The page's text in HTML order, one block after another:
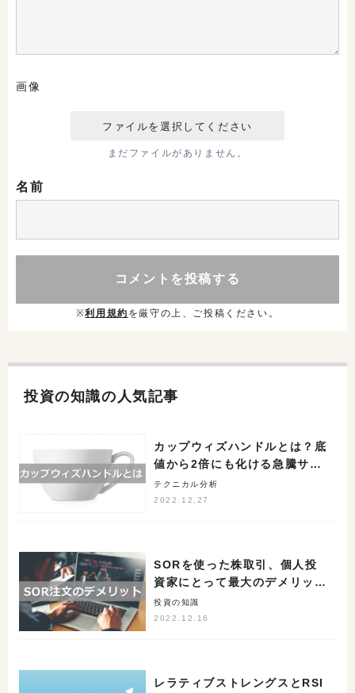
画像
まだファイルがありません。
名前
※利用規約 を厳守の上、ご投稿ください。
投資の知識の人気記事
カップウィズハンドルとは？底
値から2倍にも化ける急騰サイ
ン
テクニカル分析
2022.12.27
SORを使った株取引、個人投
資家にとって最大のデメリット
とは
投資の知識
2022.12.16
レラティブストレングスとRSI